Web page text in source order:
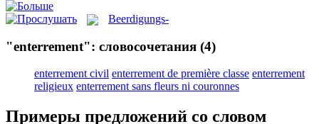
Beerdigungs-
"enterrement": словосочетания (4)
enterrement civil enterrement de première classe enterrement
religieux enterrement sans fleurs ni couronnes
Примеры предложений со словом